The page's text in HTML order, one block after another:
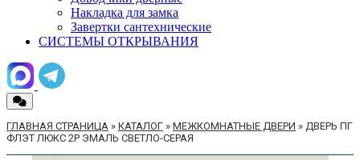
Накладка для замка
Завертки сантехнические
СИСТЕМЫ ОТКРЫВАНИЯ
ГЛАВНАЯ СТРАНИЦА » КАТАЛОГ » МЕЖКОМНАТНЫЕ ДВЕРИ » ДВЕРЬ ПГ
ФЛЭТ ЛЮКС 2P ЭМАЛЬ СВЕТЛО-СЕРАЯ